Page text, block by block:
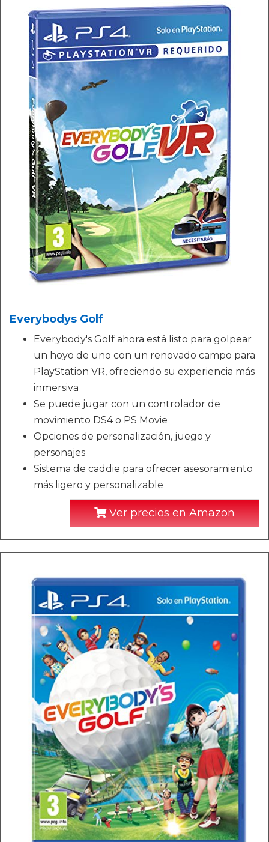
Everybodys Golf
Everybody's Golf ahora está listo para golpear
un hoyo de uno con un renovado campo para
PlayStation VR, ofreciendo su experiencia más
inmersiva
Se puede jugar con un controlador de
movimiento DS4 o PS Movie
Opciones de personalización, juego y
personajes
Sistema de caddie para ofrecer asesoramiento
más ligero y personalizable
Ver precios en Amazon